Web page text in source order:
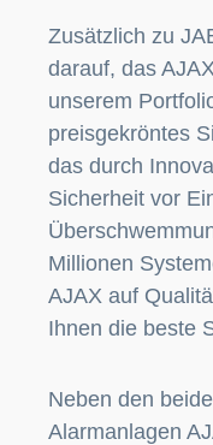
Zusätzlich zu
darauf, das
unserem
preisgekröntes
das durch
Sicherheit vor
Millionen
AJAX auf
Ihnen die beste
Neben den
Alarmanlagen